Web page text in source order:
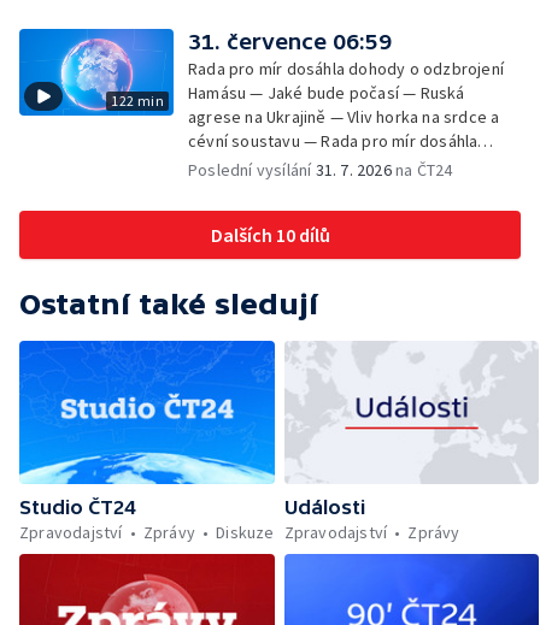
122 min
31. července 06:59
Rada pro mír dosáhla dohody o odzbrojení
Hamásu — Jaké bude počasí — Ruská
agrese na Ukrajině — Vliv horka na srdce a
cévní soustavu — Rada pro mír dosáhla
dohody o odzbrojení Hamásu — Dokument
začíná výplata superdávky — Tropické
teploty zatěžují i volně žijící zvířata
Poslední vysílání31. 7. 2026na ČT24
Dalších 10 dílů
Ostatní také sledují
Studio ČT24
Zpravodajství
Zprávy Diskuze
Události
Zpravodajství
Zprávy